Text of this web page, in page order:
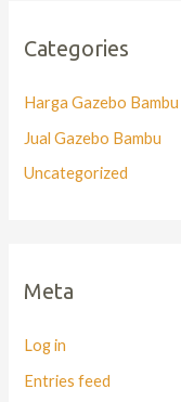
Categories
Harga Gazebo Bambu
Jual Gazebo Bambu
Uncategorized
Meta
Log in
Entries feed